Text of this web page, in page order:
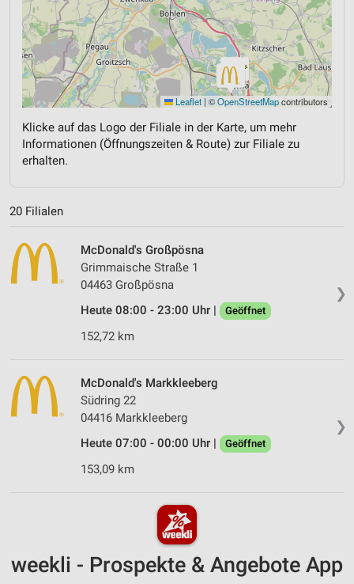
Leaflet | ©OpenStreetMapcontributors
Klicke auf das Logo der Filiale in der Karte, um mehr
Informationen (Öffnungszeiten & Route) zur Filiale zu
erhalten.
20 Filialen
❯
McDonald's Großpösna
Grimmaische Straße 1
04463 Großpösna
Heute 08:00 - 23:00 Uhr |
Geöffnet
152,72 km
❯
McDonald's Markkleeberg
Südring 22
04416 Markkleeberg
Heute 07:00 - 00:00 Uhr |
Geöffnet
153,09 km
weekli - Prospekte & Angebote App